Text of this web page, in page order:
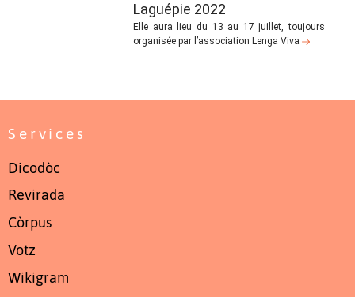
Laguépie 2022
Elle aura lieu du 13 au 17 juillet, toujours
organisée par l’association Lenga Viva
Services
Dicodòc
Revirada
Còrpus
Votz
Wikigram